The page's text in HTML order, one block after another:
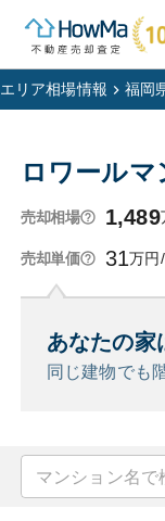
エリア相場情報 福岡
ロワール
売却相場 1,489
売却単価 31万円
あなたの家
同じ建物でも